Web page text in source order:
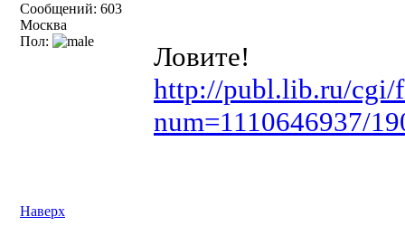
Сообщений: 603
Москва
Пол:
Ловите!
http://publ.lib.ru/cgi/
num=1110646937/
Наверх